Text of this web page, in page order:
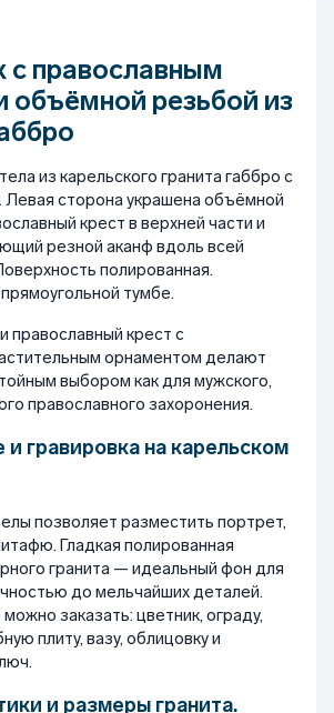
с православным
объёмной резьбой из
из карельского гранита габбро с
сторона украшена объёмной
крест в верхней части и
резной аканф вдоль всей
полированная.
тумбе.
православный крест с
орнаментом делают
выбором как для мужского,
православного захоронения.
гравировка на карельском
позволяет разместить портрет,
Гладкая полированная
гранита — идеальный фон для
до мельчайших деталей.
заказать: цветник, ограду,
плиту, вазу, облицовку и
и размеры гранита.